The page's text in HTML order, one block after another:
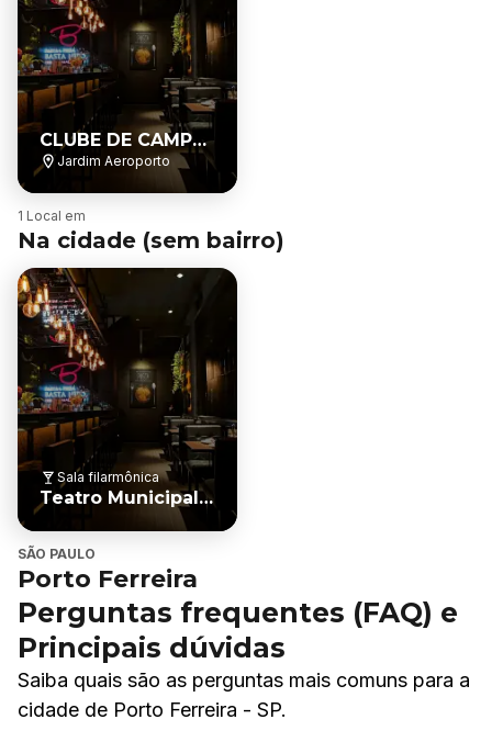
CLUBE DE CAMPO
DAS FIGUEIRAS
Jardim Aeroporto
B
a
i
r
r
o
1 Local em
Na cidade (sem bairro)
Sala filarmônica
Teatro Municipal
SÃO PAULO
Porto Ferreira
Perguntas frequentes (FAQ) e
Principais dúvidas
Saiba quais são as perguntas mais comuns para a
cidade de Porto Ferreira - SP.